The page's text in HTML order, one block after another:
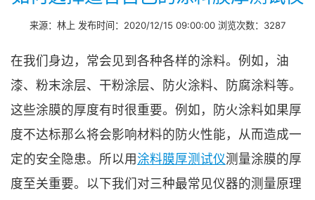
来源：林上 发布时间：2020/12/15 09:00:00 浏览次数：3287
在我们身边，常会见到各种各样的涂料。例如，油
漆、粉末涂层、干粉涂层、防火涂料、防腐涂料等。
这些涂膜的厚度有时很重要。例如，防火涂料如果厚
度不达标那么将会影响材料的防火性能，从而造成一
定的安全隐患。所以用涂料膜厚测试仪测量涂膜的厚
度至关重要。以下我们对三种最常见仪器的测量原理